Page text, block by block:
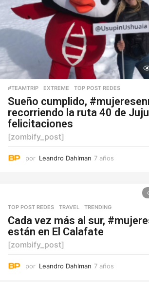
#TEAMTRIP ,EXTREME ,TOP POST REDES
Sueño cumplido,
recorriendo la ruta 40 de
felicitaciones
[zombify_post]
por Leandro Dahlman 7 años
TOP POST REDES ,TRAVEL ,TRENDING
Cada vez más al sur,
están en El Calafate
[zombify_post]
por Leandro Dahlman 7 años